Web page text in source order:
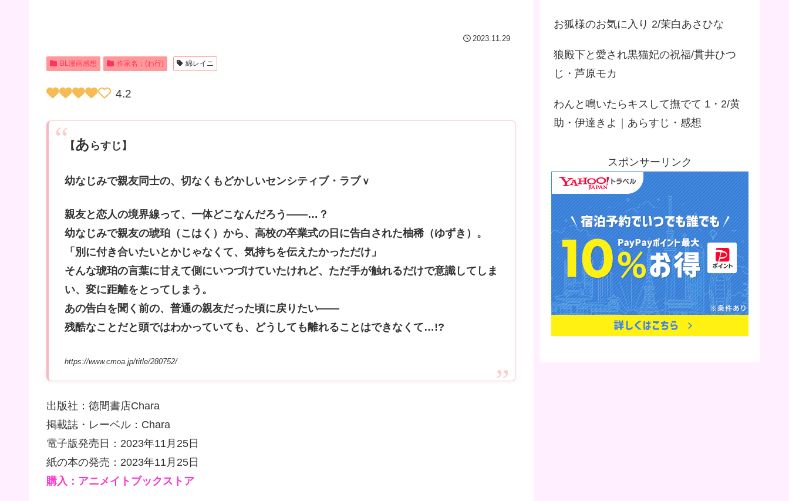
2023.11.29
BL漫画感想 作家名：(わ行) 綿レイニ
4.2
【あ らすじ】
幼なじみで親友同士の、切なくもどかしいセンシティブ・ラブｖ
親友と恋人の境界線って、一体どこなんだろう――…？
幼なじみで親友の琥珀（こはく）から、高校の卒業式の日に告白された柚稀（ゆずき）。
「別に付き合いたいとかじゃなくて、気持ちを伝えたかっただけ」
そんな琥珀の言葉に甘えて側にいつづけていたけれど、ただ手が触れるだけで意識してしま
い、変に距離をとってしまう。
あの告白を聞く前の、普通の親友だった頃に戻りたい――
残酷なことだと頭ではわかっていても、どうしても離れることはできなくて…!?
https://www.cmoa.jp/title/280752/
出版社：徳間書店Chara
掲載誌・レーベル：Chara
電子版発売日：2023年11月25日
紙の本の発売：2023年11月25日
購入：アニメイトブックストア
お狐様のお気に入り 2/茉白あさひな
狼殿下と愛され黒猫妃の祝福/貫井ひつ
じ・芦原モカ
わんと鳴いたらキスして撫でて 1・2/黄
助・伊達きよ｜あらすじ・感想
スポンサーリンク